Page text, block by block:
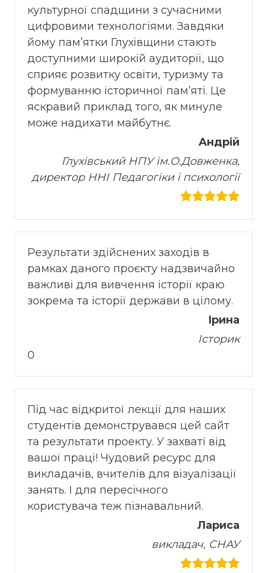
культурної спадщини з сучасними
цифровими технологіями. Завдяки
йому пам’ятки Глухівщини стають
доступними широкій аудиторії, що
сприяє розвитку освіти, туризму та
формуванню історичної пам’яті. Це
яскравий приклад того, як минуле
може надихати майбутнє.
Андрій
Глухівський НПУ ім.О.Довженка,
директор ННІ Педагогіки і психології
Результати здійснених заходів в
рамках даного проєкту надзвичайно
важливі для вивчення історії краю
зокрема та історії держави в цілому.
Ірина
Історик
0
Під час відкритої лекції для наших
студентів демонструвався цей сайт
та результати проекту. У захваті від
вашої праці! Чудовий ресурс для
викладачів, вчителів для візуалізації
занять. І для пересічного
користувача теж пізнавальний.
Лариса
викладач, СНАУ